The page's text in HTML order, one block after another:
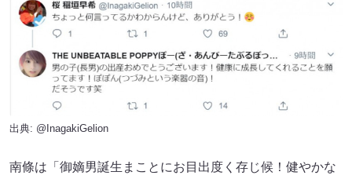
出典: @InagakiGelion
南條は「御嫡男誕生まことにお目出度く存じ候！健やかな